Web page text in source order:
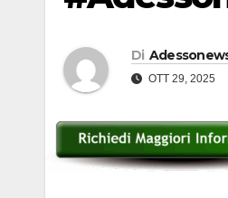
Di
OTT 29, 2025